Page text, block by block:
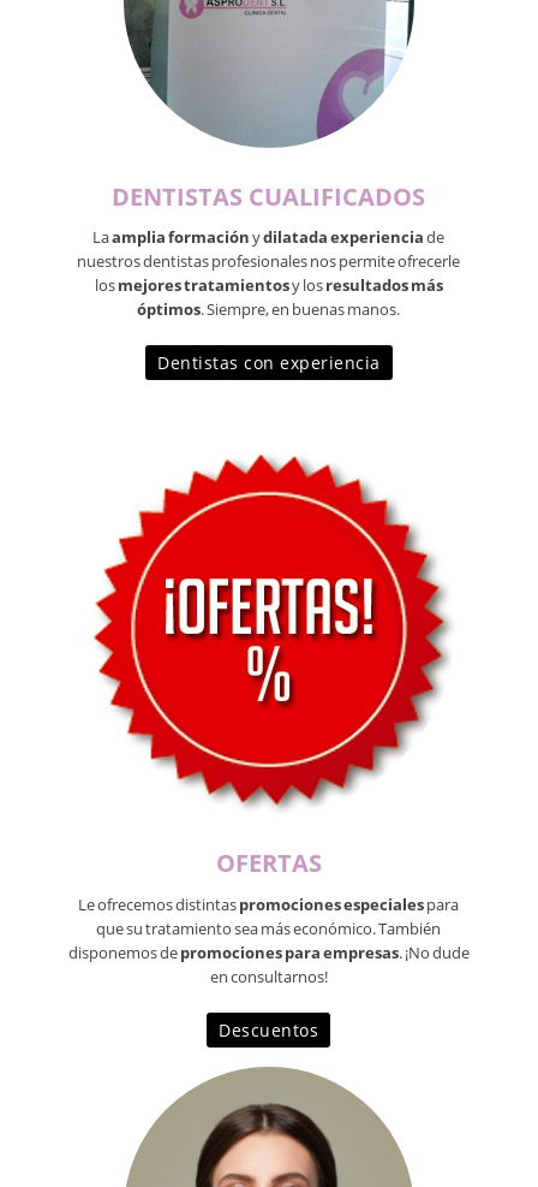
DENTISTAS CUALIFICADOS
Laamplia formaciónydilatada experienciade
nuestros dentistas profesionales nos permite ofrecerle
losmejores tratamientosy losresultados más
óptimos. Siempre, en buenas manos.
Dentistas con experiencia
OFERTAS
Le ofrecemos distintaspromociones especialespara
que su tratamiento sea más económico. También
disponemos depromociones para empresas. ¡No dude
en consultarnos!
Descuentos